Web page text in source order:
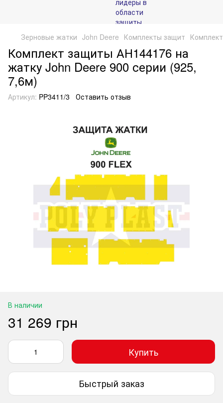
Зерновые жатки John Deere Комплекты защит
Комплект защиты АН144176 на
жатку John Deere 900 серии (925,
7,6м)
Артикул: PP3411/3 Оставить отзыв
В наличии
31 269 грн
Купить
Быстрый заказ